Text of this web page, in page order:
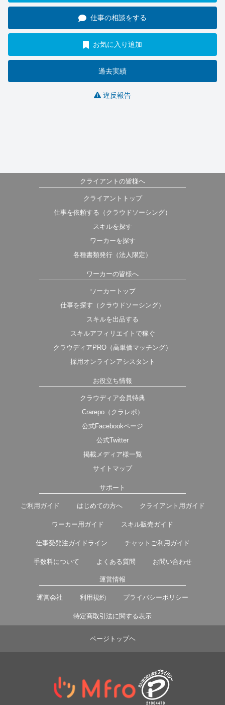
仕事の相談をする
お気に入り追加
過去実績
違反報告
クライアントの皆様へ
クライアントトップ
仕事を依頼する（クラウドソーシング）
スキルを探す
ワーカーを探す
各種書類発行（法人限定）
ワーカーの皆様へ
ワーカートップ
仕事を探す（クラウドソーシング）
スキルを出品する
スキルアフィリエイトで稼ぐ
クラウディアPRO（高単価マッチング）
採用オンラインアシスタント
お役立ち情報
クラウディア会員特典
Crarepo（クラレポ）
公式Facebookページ
公式Twitter
掲載メディア様一覧
サイトマップ
サポート
ご利用ガイド はじめての方へ クライアント用ガイド
ワーカー用ガイド スキル販売ガイド
仕事受発注ガイドライン チャットご利用ガイド
手数料について よくある質問 お問い合わせ
運営情報
運営会社 利用規約 プライバシーポリシー
特定商取引法に関する表示
ページトップヘ